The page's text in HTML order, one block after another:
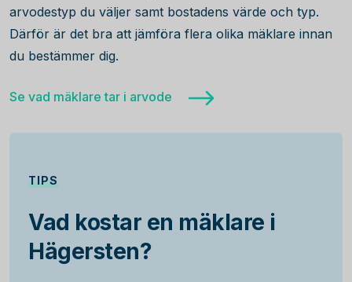
arvodestyp du väljer samt bostadens värde och typ.
Därför är det bra att jämföra flera olika mäklare innan
du bestämmer dig.
Se vad mäklare tar i arvode
TIPS
Vad kostar en mäklare i
Hägersten?